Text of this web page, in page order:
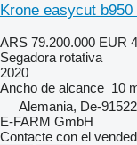
Krone easycut
ARS 79.200.000 EUR
Segadora rotativa
2020
Ancho de alcance 10
Alemania, De-
E-FARM GmbH
Contacte con el